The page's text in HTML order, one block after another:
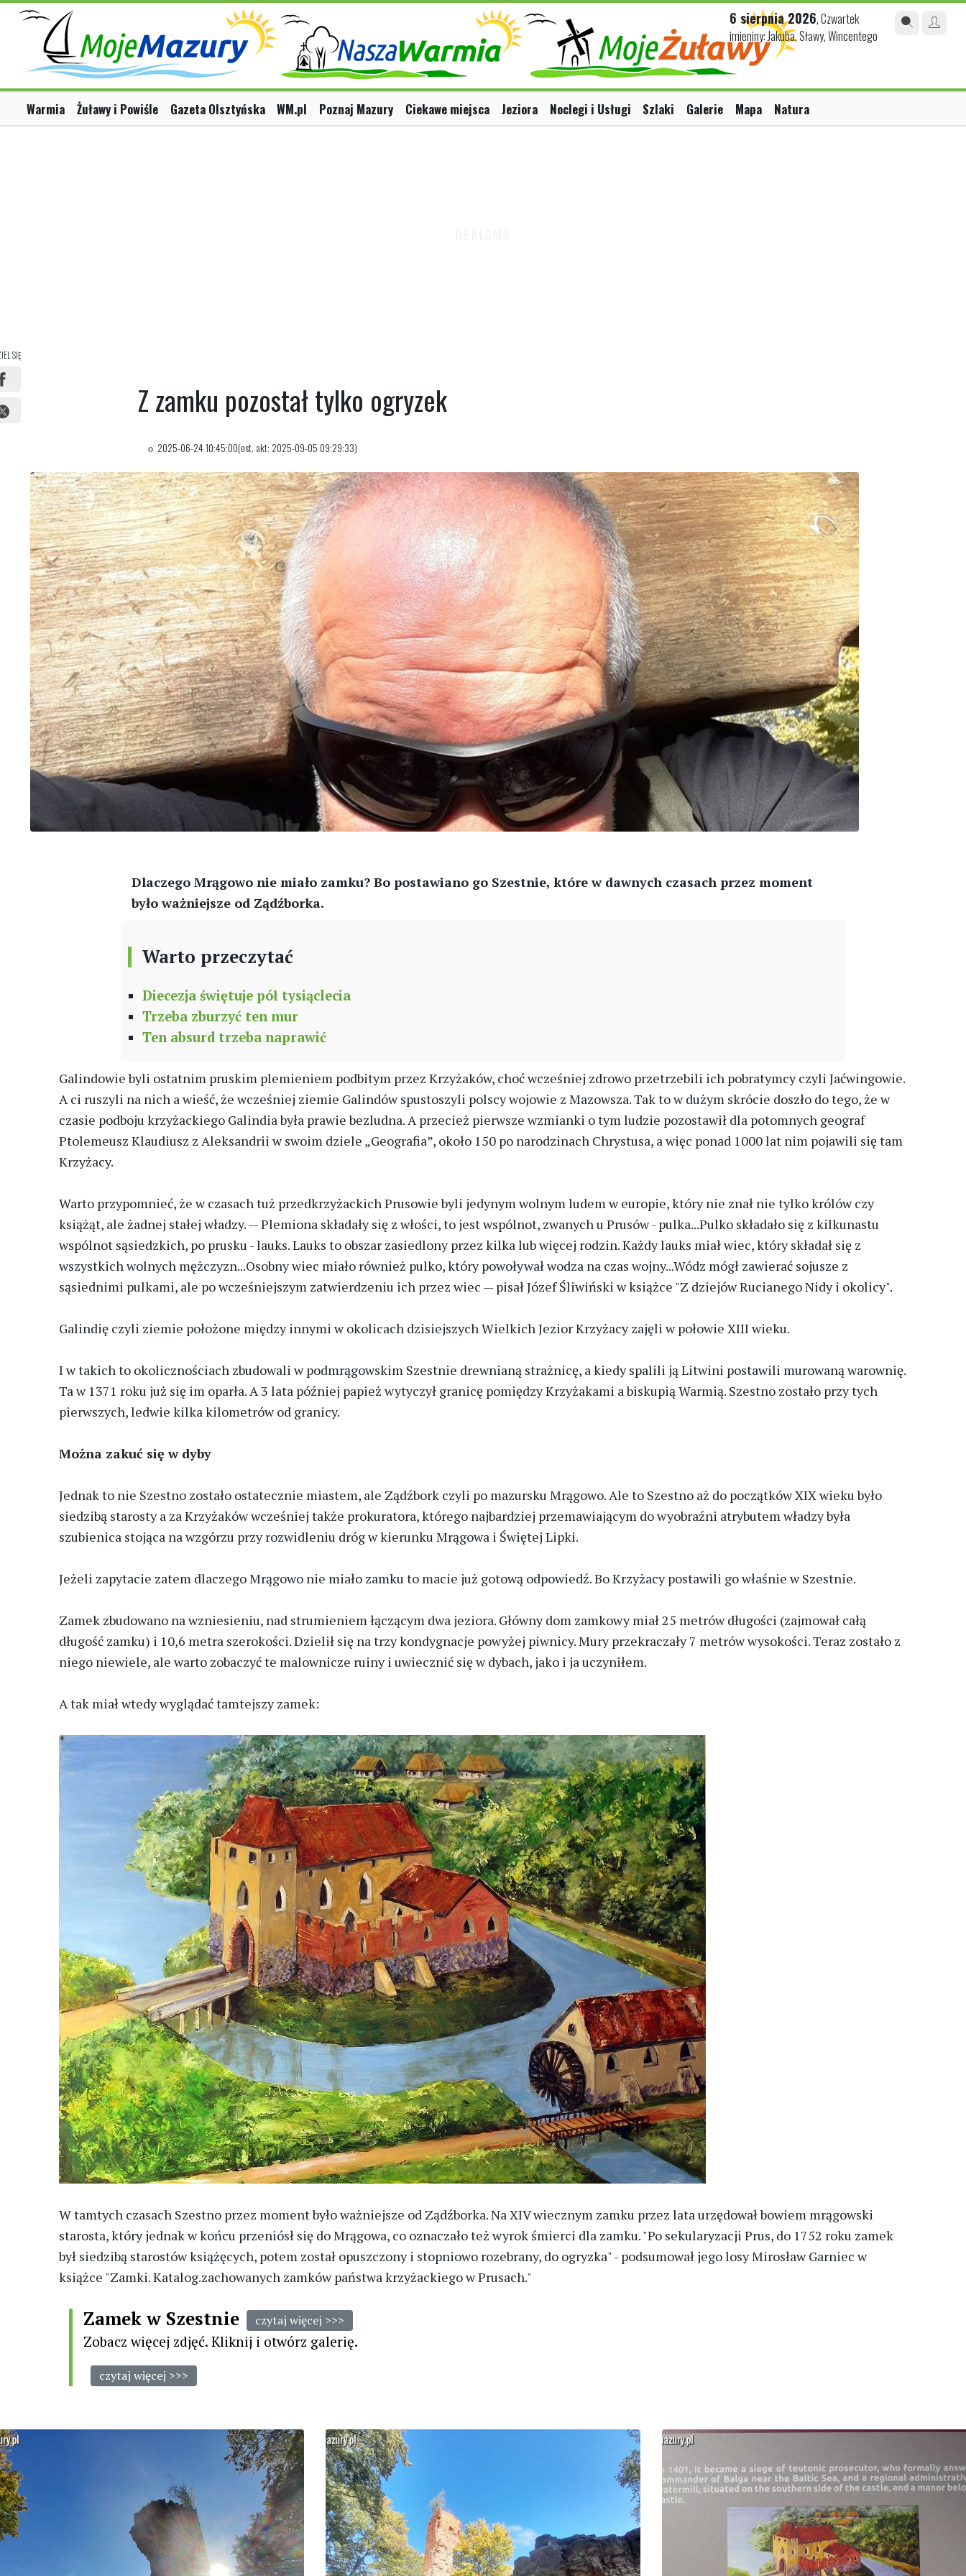
6 sierpnia 2026, Czwartek
imieniny: Jakuba, Sławy, Wincentego
Warmia Żuławy i Powiśle Gazeta Olsztyńska WM.pl Poznaj Mazury Ciekawe miejsca Jeziora Noclegi i Usługi Szlaki Galerie Mapa Natura
SIĘ
Z zamku pozostał tylko ogryzek
2025-06-24 10:45:00(ost. akt: 2025-09-05 09:29:33)
Dlaczego Mrągowo nie miało zamku? Bo postawiano go Szestnie, które w dawnych czasach przez moment
było ważniejsze od Ządźborka.
Warto przeczytać
Diecezja świętuje pół tysiąclecia
Trzeba zburzyć ten mur
Ten absurd trzeba naprawić
Galindowie byli ostatnim pruskim plemieniem podbitym przez Krzyżaków, choć wcześniej zdrowo przetrzebili ich pobratymcy czyli Jaćwingowie.
A ci ruszyli na nich a wieść, że wcześniej ziemie Galindów spustoszyli polscy wojowie z Mazowsza. Tak to w dużym skrócie doszło do tego, że w
czasie podboju krzyżackiego Galindia była prawie bezludna. A przecież pierwsze wzmianki o tym ludzie pozostawił dla potomnych geograf
Ptolemeusz Klaudiusz z Aleksandrii w swoim dziele „Geografia”, około 150 po narodzinach Chrystusa, a więc ponad 1000 lat nim pojawili się tam
Krzyżacy.
Warto przypomnieć, że w czasach tuż przedkrzyżackich Prusowie byli jedynym wolnym ludem w europie, który nie znał nie tylko królów czy
książąt, ale żadnej stałej władzy. — Plemiona składały się z włości, to jest wspólnot, zwanych u Prusów - pulka...Pulko składało się z kilkunastu
wspólnot sąsiedzkich, po prusku - lauks. Lauks to obszar zasiedlony przez kilka lub więcej rodzin. Każdy lauks miał wiec, który składał się z
wszystkich wolnych mężczyzn...Osobny wiec miało również pulko, który powoływał wodza na czas wojny...Wódz mógł zawierać sojusze z
sąsiednimi pulkami, ale po wcześniejszym zatwierdzeniu ich przez wiec — pisał Józef Śliwiński w książce "Z dziejów Rucianego Nidy i okolicy".
Galindię czyli ziemie położone między innymi w okolicach dzisiejszych Wielkich Jezior Krzyżacy zajęli w połowie XIII wieku.
I w takich to okolicznościach zbudowali w podmrągowskim Szestnie drewnianą strażnicę, a kiedy spalili ją Litwini postawili murowaną warownię.
Ta w 1371 roku już się im oparła. A 3 lata później papież wytyczył granicę pomiędzy Krzyżakami a biskupią Warmią. Szestno zostało przy tych
pierwszych, ledwie kilka kilometrów od granicy.
Można zakuć się w dyby
Jednak to nie Szestno zostało ostatecznie miastem, ale Ządźbork czyli po mazursku Mrągowo. Ale to Szestno aż do początków XIX wieku było
siedzibą starosty a za Krzyżaków wcześniej także prokuratora, którego najbardziej przemawiającym do wyobraźni atrybutem władzy była
szubienica stojąca na wzgórzu przy rozwidleniu dróg w kierunku Mrągowa i Świętej Lipki.
Jeżeli zapytacie zatem dlaczego Mrągowo nie miało zamku to macie już gotową odpowiedź. Bo Krzyżacy postawili go właśnie w Szestnie.
Zamek zbudowano na wzniesieniu, nad strumieniem łączącym dwa jeziora. Główny dom zamkowy miał 25 metrów długości (zajmował całą
długość zamku) i 10,6 metra szerokości. Dzielił się na trzy kondygnacje powyżej piwnicy. Mury przekraczały 7 metrów wysokości. Teraz zostało z
niego niewiele, ale warto zobaczyć te malownicze ruiny i uwiecznić się w dybach, jako i ja uczyniłem.
A tak miał wtedy wyglądać tamtejszy zamek:
W tamtych czasach Szestno przez moment było ważniejsze od Ządźborka. Na XIV wiecznym zamku przez lata urzędował bowiem mrągowski
starosta, który jednak w końcu przeniósł się do Mrągowa, co oznaczało też wyrok śmierci dla zamku. "Po sekularyzacji Prus, do 1752 roku zamek
był siedzibą starostów książęcych, potem został opuszczony i stopniowo rozebrany, do ogryzka" - podsumował jego losy Mirosław Garniec w
książce "Zamki. Katalog.zachowanych zamków państwa krzyżackiego w Prusach."
Zamek w Szestnie
Zobacz więcej zdjęć. Kliknij i otwórz galerię.